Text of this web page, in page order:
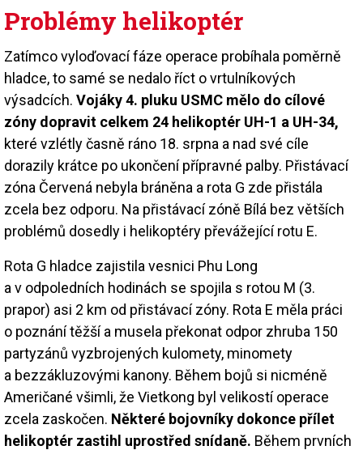
Problémy helikoptér
Zatímco vyloďovací fáze operace probíhala poměrně
hladce, to samé se nedalo říct o vrtulníkových
výsadcích. Vojáky 4. pluku USMC mělo do cílové
zóny dopravit celkem 24 helikoptér UH-1 a UH-34,
které vzlétly časně ráno 18. srpna a nad své cíle
dorazily krátce po ukončení přípravné palby. Přistávací
zóna Červená nebyla bráněna a rota G zde přistála
zcela bez odporu. Na přistávací zóně Bílá bez větších
problémů dosedly i helikoptéry převážející rotu E.
Rota G hladce zajistila vesnici Phu Long
a v odpoledních hodinách se spojila s rotou M (3.
prapor) asi 2 km od přistávací zóny. Rota E měla práci
o poznání těžší a musela překonat odpor zhruba 150
partyzánů vyzbrojených kulomety, minomety
a bezzákluzovými kanony. Během bojů si nicméně
Američané všimli, že Vietkong byl velikostí operace
zcela zaskočen. Některé bojovníky dokonce přílet
helikoptér zastihl uprostřed snídaně. Během prvních